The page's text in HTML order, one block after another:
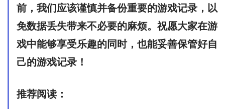
前，我们应该谨慎并备份重要的游戏记录，以
免数据丢失带来不必要的麻烦。祝愿大家在游
戏中能够享受乐趣的同时，也能妥善保管好自
己的游戏记录！
推荐阅读：